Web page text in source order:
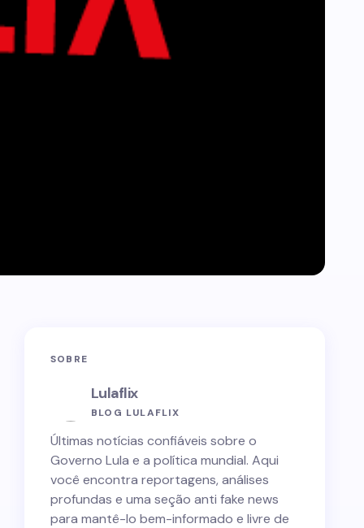
SOBRE
Lulaflix
BLOG LULAFLIX
Últimas notícias confiáveis sobre o
Governo Lula e a política mundial. Aqui
você encontra reportagens, análises
profundas e uma seção anti fake news
para mantê-lo bem-informado e livre de